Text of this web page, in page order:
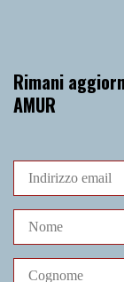
Rimani
AMUR